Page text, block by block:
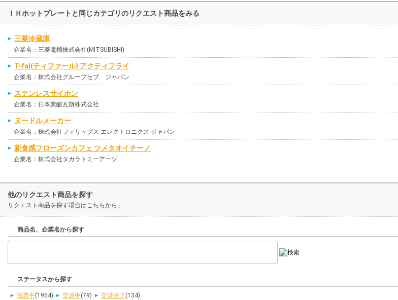
ＩＨホットプレートと同じカテゴリのリクエスト商品をみる
三菱冷蔵庫
企業名：三菱電機株式会社(MITSUBISHI)
T-fal(ティファール) アクティフライ
企業名：株式会社グループセブ ジャパン
ステンレスサイホン
企業名：日本炭酸瓦斯株式会社
ヌードルメーカー
企業名：株式会社フィリップス エレクトロニクス ジャパン
新食感フローズンカフェ ツメタオイチーノ
企業名：株式会社タカラトミーアーツ
他のリクエスト商品を探す
リクエスト商品を探す場合はこちらから。
商品名、企業名から探す
ステータスから探す
投票中(1954) 交渉中(79) 交渉完了 (134)